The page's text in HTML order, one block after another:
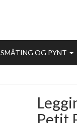
SMÅTING OG PYNT
Petit